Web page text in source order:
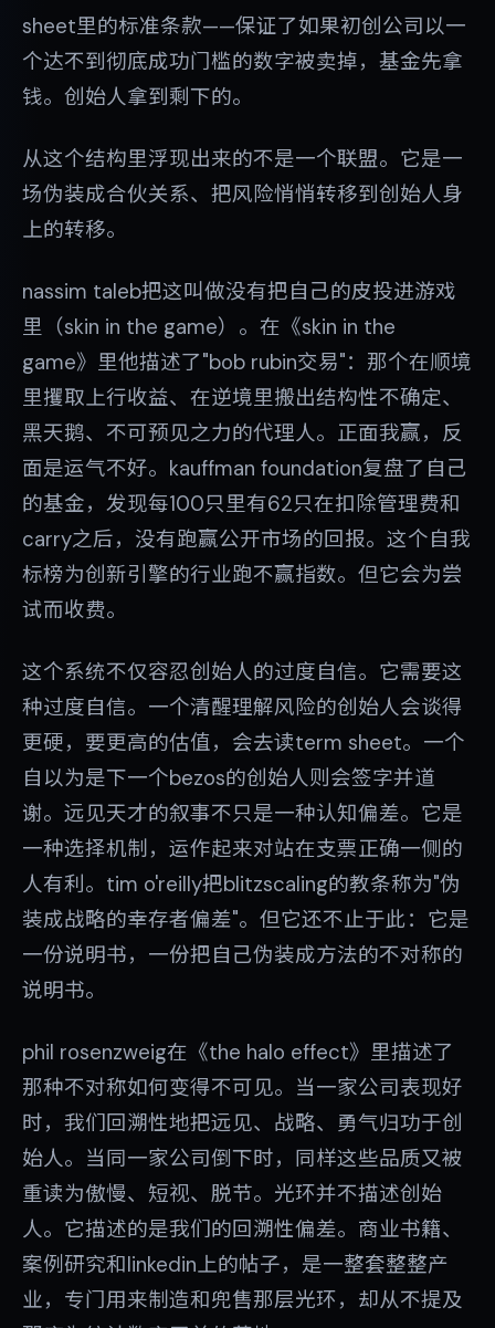
sheet里的标准条款——保证了如果初创公司以一
个达不到彻底成功门槛的数字被卖掉，基金先拿
钱。创始人拿到剩下的。
从这个结构里浮现出来的不是一个联盟。它是一
场伪装成合伙关系、把风险悄悄转移到创始人身
上的转移。
nassim taleb把这叫做没有把自己的皮投进游戏
里（skin in the game）。在《skin in the
game》里他描述了"bob rubin交易"：那个在顺境
里攫取上行收益、在逆境里搬出结构性不确定、
黑天鹅、不可预见之力的代理人。正面我赢，反
面是运气不好。kauffman foundation复盘了自己
的基金，发现每100只里有62只在扣除管理费和
carry之后，没有跑赢公开市场的回报。这个自我
标榜为创新引擎的行业跑不赢指数。但它会为尝
试而收费。
这个系统不仅容忍创始人的过度自信。它需要这
种过度自信。一个清醒理解风险的创始人会谈得
更硬，要更高的估值，会去读term sheet。一个
自以为是下一个bezos的创始人则会签字并道
谢。远见天才的叙事不只是一种认知偏差。它是
一种选择机制，运作起来对站在支票正确一侧的
人有利。tim o'reilly把blitzscaling的教条称为"伪
装成战略的幸存者偏差"。但它还不止于此：它是
一份说明书，一份把自己伪装成方法的不对称的
说明书。
phil rosenzweig在《the halo effect》里描述了
那种不对称如何变得不可见。当一家公司表现好
时，我们回溯性地把远见、战略、勇气归功于创
始人。当同一家公司倒下时，同样这些品质又被
重读为傲慢、短视、脱节。光环并不描述创始
人。它描述的是我们的回溯性偏差。商业书籍、
案例研究和linkedin上的帖子，是一整套整整产
业，专门用来制造和兜售那层光环，却从不提及